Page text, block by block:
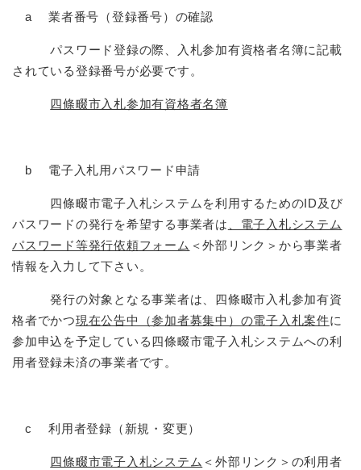
a 業者番号（登録番号）の確認
パスワード登録の際、入札参加有資格者名簿に記載
されている登録番号が必要です。
四條畷市入札参加有資格者名簿
b 電子入札用パスワード申請
四條畷市電子入札システムを利用するためのID及び
パスワードの発行を希望する事業者は
、電子入札システム
パスワード等発行依頼フォーム ＜外部リンク＞ から事業者
情報を入力して下さい。
発行の対象となる事業者は、四條畷市入札参加有資
格者でかつ現在公告中（参加者募集中）の電子入札案件に
参加申込を予定している四條畷市電子入札システムへの利
用者登録未済の事業者です。
c 利用者登録（新規・変更）
四條畷市電子入札システム ＜外部リンク＞ の利用者